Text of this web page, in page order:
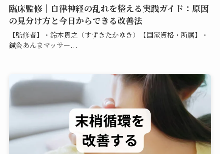
臨床監修｜自律神経の乱れを整える実践ガイド：原因
の見分け方と今日からできる改善法
【監修者】・鈴木貴之（すずきたかゆき）【国家資格・所属】・
鍼灸あんまマッサー...